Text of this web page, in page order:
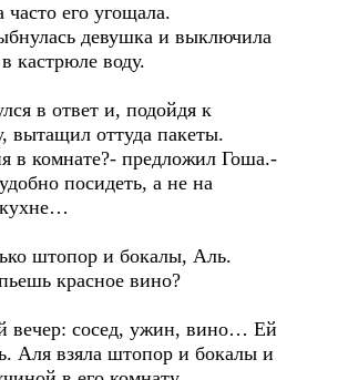
его угощала.
девушка и выключила
кастрюле воду.
в ответ и, подойдя к
вытащил оттуда пакеты.
в комнате?- предложил Гоша.-
посидеть, а не на
кухне…
штопор и бокалы, Аль.
красное вино?
вечер: сосед, ужин, вино… Ей
Аля взяла штопор и бокалы и